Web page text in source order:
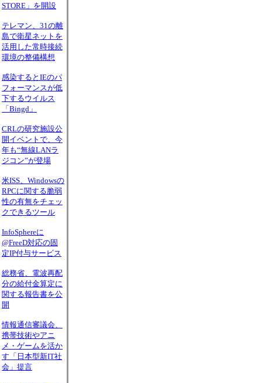
STORE」を開設
テレマン、31の離
島で衛星ネットを
活用した常時接続
環境の整備構想
感染するとIEのパ
フォーマンスが低
下するウイルス
「Bingd」
CRLの研究施設公
開イベントで、今
年も“無線LANラ
ジコン”が登場
米ISS、Windowsの
RPCに関する脆弱
性の有無をチェッ
クできるツール
InfoSphereに
@FreeD対応の固
定IP付与サービス
総務省、電波再配
分の給付金算定に
関する報告書を公
開
情報通信審議会、
携帯技術やアニ
メ・ゲームを活か
す「日本型新IT社
会」提言